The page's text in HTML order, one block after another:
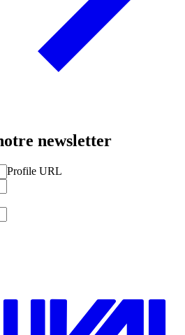
newsletter
Profile URL